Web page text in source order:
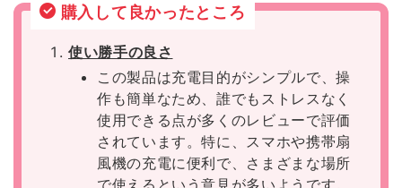
購入して良かったところ
使い勝手の良さ
この製品は充電目的がシンプルで、操
作も簡単なため、誰でもストレスなく
使用できる点が多くのレビューで評価
されています。特に、スマホや携帯扇
風機の充電に便利で、さまざまな場所